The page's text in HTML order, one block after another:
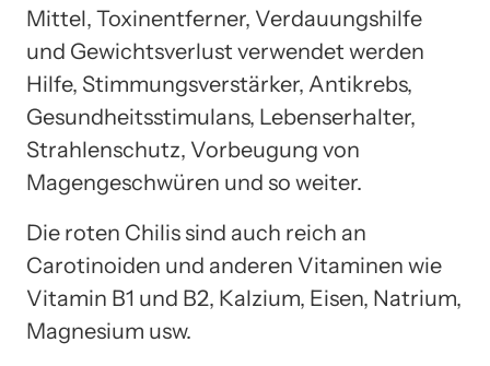
Mittel, Toxinentferner, Verdauungshilfe
und Gewichtsverlust verwendet werden
Hilfe, Stimmungsverstärker, Antikrebs,
Gesundheitsstimulans, Lebenserhalter,
Strahlenschutz, Vorbeugung von
Magengeschwüren und so weiter.
Die roten Chilis sind auch reich an
Carotinoiden und anderen Vitaminen wie
Vitamin B1 und B2, Kalzium, Eisen, Natrium,
Magnesium usw.